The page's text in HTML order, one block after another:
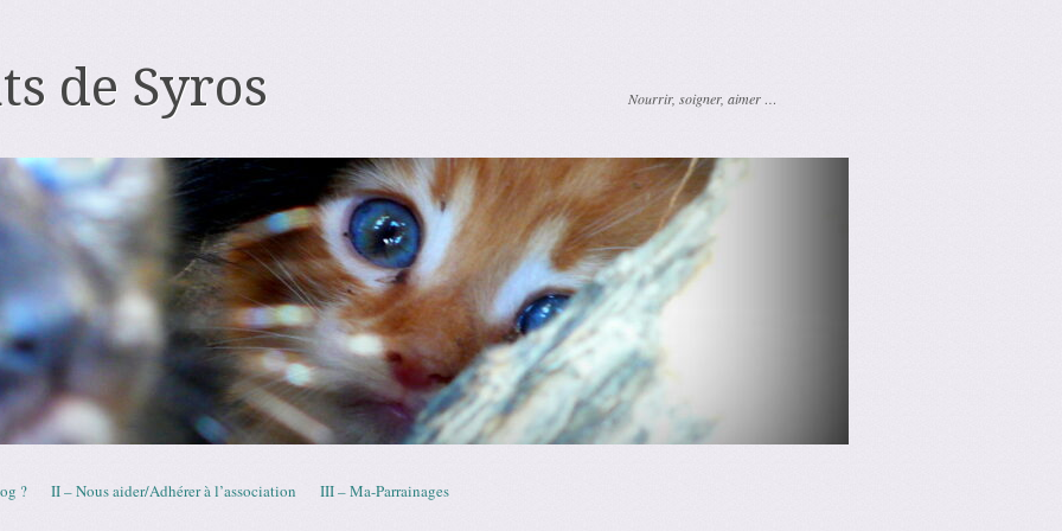
de Syros Nourrir, soigner, aimer …
? II – Nous aider/Adhérer à l’association III – Ma-Parrainages